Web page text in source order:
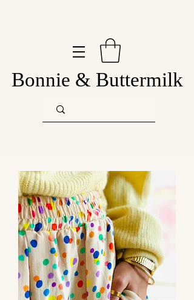
Bonnie & Buttermilk